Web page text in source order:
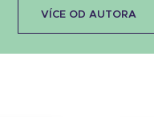
VÍCE OD AUTORA